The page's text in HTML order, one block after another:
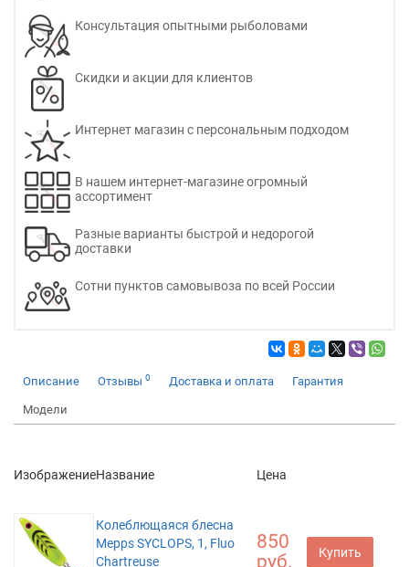
Консультация опытными рыболовами
Скидки и акции для клиентов
Интернет магазин с персональным подходом
В нашем интернет-магазине огромный
ассортимент
Разные варианты быстрой и недорогой
доставки
Сотни пунктов самовывоза по всей России
Описание Отзывы 0 Доставка и оплата Гарантия
Модели
ИзображениеНазвание Цена
Колеблющаяся блесна
Mepps SYCLOPS, 1, Fluo
Chartreuse
850
руб.
Купить